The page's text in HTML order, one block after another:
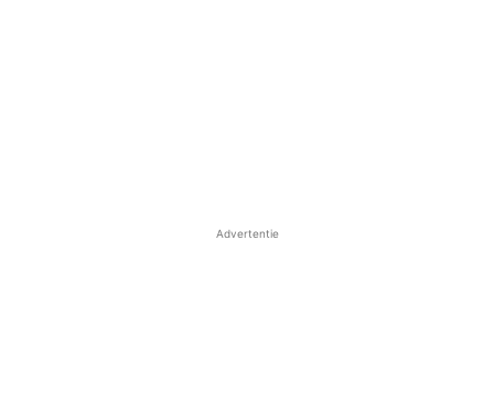
Advertentie